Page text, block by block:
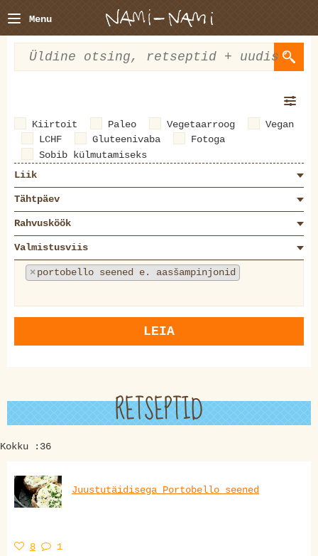
Menu
Kiirtoit Paleo Vegetaarroog
Vegan
LCHF
Gluteenivaba
Fotoga
Sobib külmutamiseks
Liik
Tähtpäev
Rahvusköök
Valmistusviis
×portobello seened e. aasšampinjonid
LEIA
RETSEPTID
Kokku :36
Juustutäidisega Portobello seened
8 1